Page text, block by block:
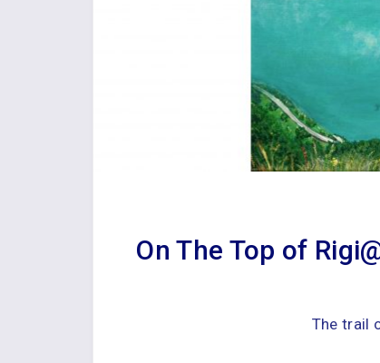
On The Top of
The trail